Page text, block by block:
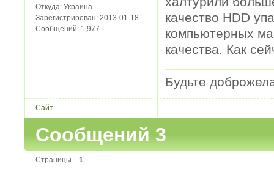
Откуда: Украина
Зарегистрирован: 2013-01-18
Сообщений: 1,977
качество HDD
компьютерных
качества. Как
Будьте
Сайт
Сообщений 3
Страницы 1